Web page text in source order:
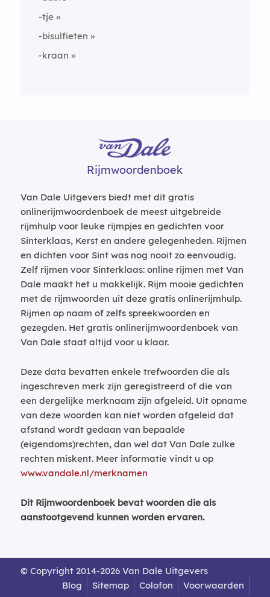
-tje
-bisulfieten
-kraan
Rijmwoordenboek
Van Dale Uitgevers biedt met dit gratis
onlinerijmwoordenboek de meest uitgebreide
rijmhulp voor leuke rijmpjes en gedichten voor
Sinterklaas, Kerst en andere gelegenheden. Rijmen
en dichten voor Sint was nog nooit zo eenvoudig.
Zelf rijmen voor Sinterklaas: online rijmen met Van
Dale maakt het u makkelijk. Rijm mooie gedichten
met de rijmwoorden uit deze gratis onlinerijmhulp.
Rijmen op naam of zelfs spreekwoorden en
gezegden. Het gratis onlinerijmwoordenboek van
Van Dale staat altijd voor u klaar.
Deze data bevatten enkele trefwoorden die als
ingeschreven merk zijn geregistreerd of die van
een dergelijke merknaam zijn afgeleid. Uit opname
van deze woorden kan niet worden afgeleid dat
afstand wordt gedaan van bepaalde
(eigendoms)rechten, dan wel dat Van Dale zulke
rechten miskent. Meer informatie vindt u op
www.vandale.nl/merknamen
Dit Rijmwoordenboek bevat woorden die als
aanstootgevend kunnen worden ervaren.
© Copyright 2014-2026 Van Dale Uitgevers
Blog
Sitemap Colofon Voorwaarden